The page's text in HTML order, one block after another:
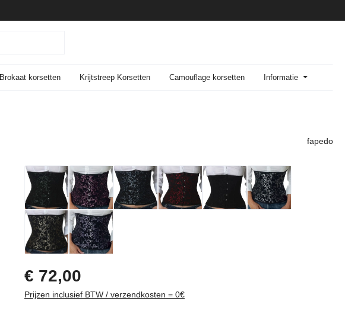
Brokaat korsetten Krijtstreep Korsetten Camouflage korsetten Informatie
fapedo
Normale prijs:
€ 72,00
Prijzen inclusief BTW / verzendkosten = 0€